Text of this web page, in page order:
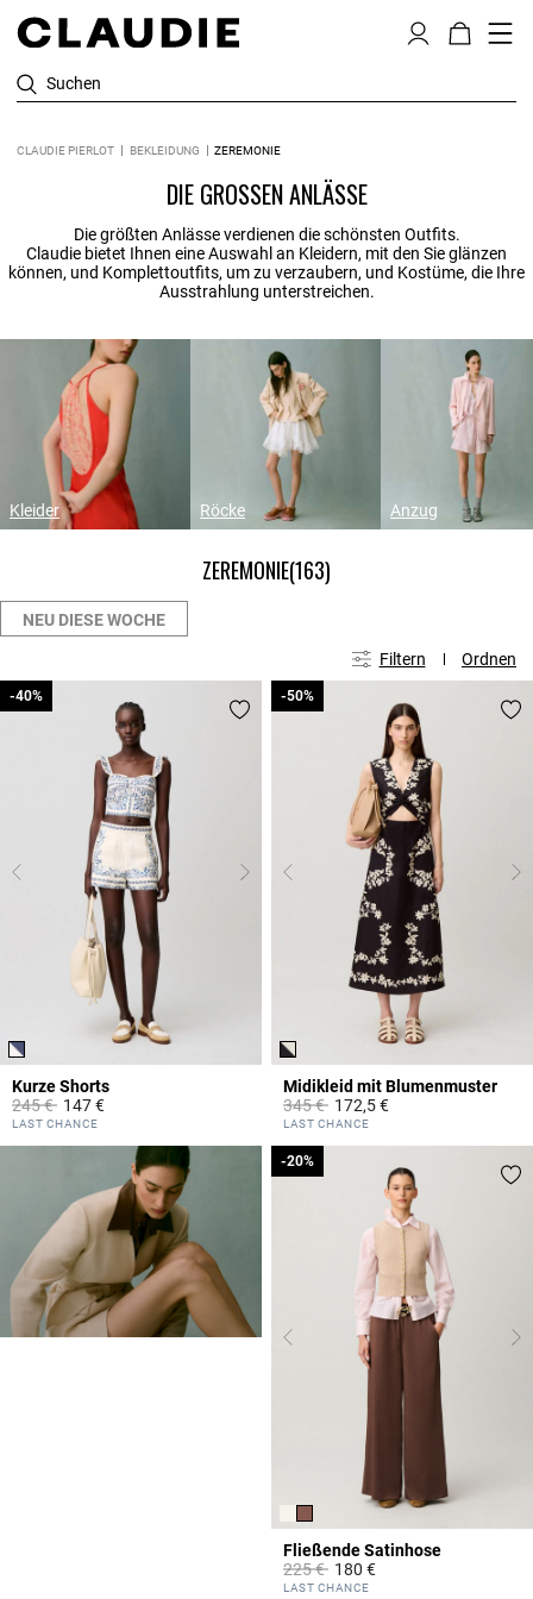
Suchen
CLAUDIE PIERLOT BEKLEIDUNG ZEREMONIE
DIE GROSSEN ANLÄSSE
Die größten Anlässe verdienen die schönsten Outfits.
Claudie bietet Ihnen eine Auswahl an Kleidern, mit den Sie glänzen
können, und Komplettoutfits, um zu verzaubern, und Kostüme, die Ihre
Ausstrahlung unterstreichen.
Kleider Röcke Anzug
ZEREMONIE(163)
NEU DIESE WOCHE
Filtern Ordnen
Kurze Shorts
Price reduced from
245 €to
-40%
147 €
4,1 out of 5 Customer Rating
LAST CHANCE
-40%
Midikleid mit Blumenmuster
Price reduced from
345 €to
-50%
172,5 €
5 out of 5 Customer Rating
LAST CHANCE
-50%
Fließende Satinhose
Price reduced from
225 €to
-20%
180 €
3,3 out of 5 Customer Rating
LAST CHANCE
-20%